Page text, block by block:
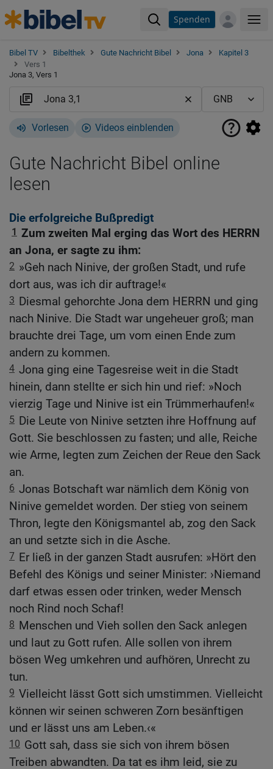
Spenden
Bibel TV Bibelthek Gute Nachricht Bibel Jona
Kapitel 3
Vers 1
Jona 3, Vers 1
Vorlesen Videos einblenden
Gute Nachricht Bibel online
lesen
Die erfolgreiche Bußpredigt
1 Zum zweiten Mal erging das Wort des HERRN
an Jona, er sagte zu ihm:
2 »Geh nach Ninive, der großen Stadt, und rufe
dort aus, was ich dir auftrage!«
3 Diesmal gehorchte Jona dem HERRN und ging
nach Ninive. Die Stadt war ungeheuer groß; man
brauchte drei Tage, um vom einen Ende zum
andern zu kommen.
4 Jona ging eine Tagesreise weit in die Stadt
hinein, dann stellte er sich hin und rief: »Noch
vierzig Tage und Ninive ist ein Trümmerhaufen!«
5 Die Leute von Ninive setzten ihre Hoffnung auf
Gott. Sie beschlossen zu fasten; und alle, Reiche
wie Arme, legten zum Zeichen der Reue den Sack
an.
6 Jonas Botschaft war nämlich dem König von
Ninive gemeldet worden. Der stieg von seinem
Thron, legte den Königsmantel ab, zog den Sack
an und setzte sich in die Asche.
7 Er ließ in der ganzen Stadt ausrufen: »Hört den
Befehl des Königs und seiner Minister: ›Niemand
darf etwas essen oder trinken, weder Mensch
noch Rind noch Schaf!
8 Menschen und Vieh sollen den Sack anlegen
und laut zu Gott rufen. Alle sollen von ihrem
bösen Weg umkehren und aufhören, Unrecht zu
tun.
9 Vielleicht lässt Gott sich umstimmen. Vielleicht
können wir seinen schweren Zorn besänftigen
und er lässt uns am Leben.‹«
10 Gott sah, dass sie sich von ihrem bösen
Treiben abwandten. Da tat es ihm leid, sie zu